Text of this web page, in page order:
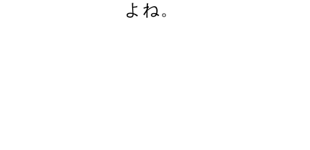
よね。